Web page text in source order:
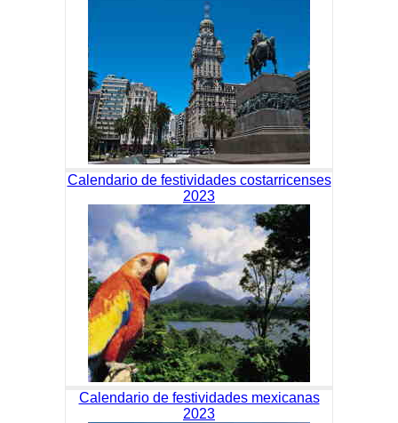
Calendario de festividades costarricenses
2023
Calendario de festividades mexicanas
2023